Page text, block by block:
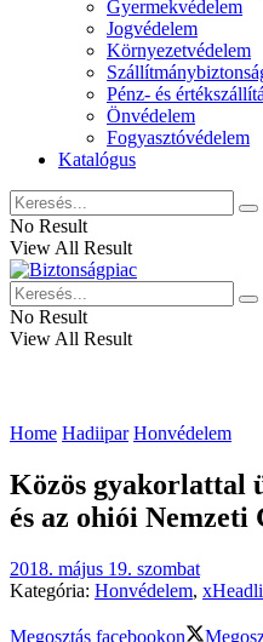
Gyermekvédelem
Jogvédelem
Környezetvédelem
Pénz- és
Önvédelem
Fogyasztóvédelem
Katalógus
No Result
View All Result
No Result
View All Result
Home Hadiipar Honvédelem
Közös gyakorlattal
és az ohiói Nemzeti
2018. május 19. szombat
Kategória: Honvédelem,
Megosztás facebookon